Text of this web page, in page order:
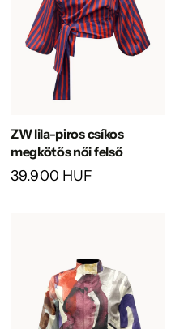
ZW lila-piros csíkos
megkötős női felső
39.900 HUF